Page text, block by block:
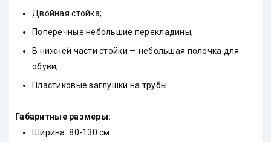
Двойная стойка;
Поперечные небольшие перекладины;
В нижней части стойки — небольшая полочка для
обуви;
Пластиковые заглушки на трубы.
Габаритные размеры:
Ширина: 80-130 см.